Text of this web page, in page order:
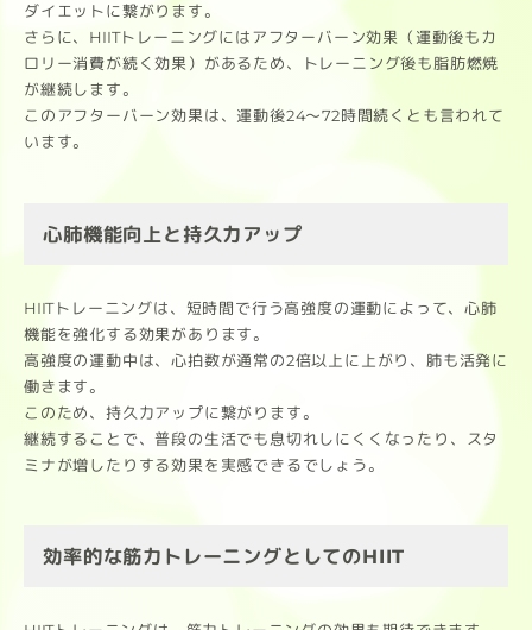
ダイエットに繋がります。
さらに、HIITトレーニングにはアフターバーン効果（運動後もカ
ロリー消費が続く効果）があるため、トレーニング後も脂肪燃焼
が継続します。
このアフターバーン効果は、運動後24～72時間続くとも言われて
います。
心肺機能向上と持久力アップ
HIITトレーニングは、短時間で行う高強度の運動によって、心肺
機能を強化する効果があります。
高強度の運動中は、心拍数が通常の2倍以上に上がり、肺も活発に
働きます。
このため、持久力アップに繋がります。
継続することで、普段の生活でも息切れしにくくなったり、スタ
ミナが増したりする効果を実感できるでしょう。
効率的な筋力トレーニングとしてのHIIT